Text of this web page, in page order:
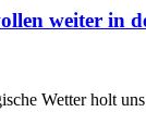
weiter in
Wetter holt